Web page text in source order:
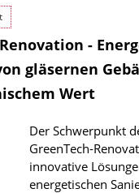
n
l
o
d
s
z
-
gläsernen
Wert
Der Schwerpunkt
GreenTech-
innovative
energetischen